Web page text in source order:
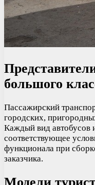
большого
Пассажирский
городских,
Каждый вид автобусов
соответствующее
функционала при
заказчика.